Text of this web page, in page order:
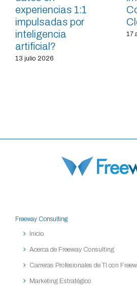
experiencias 1:1
impulsadas por
inteligencia
artificial?
13 julio 2026
17
Freeway Consulting
Inicio
Acerca de Freeway Consulting
Carreras Profesionales de TI con
Marketing Estratégico